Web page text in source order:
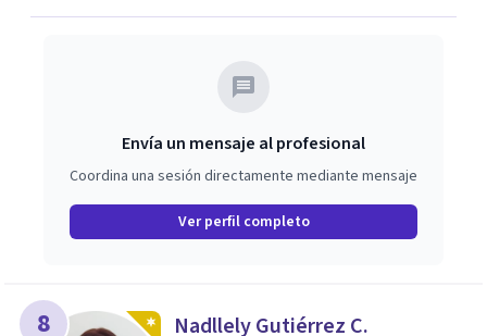
Envía un mensaje al profesional
Coordina una sesión directamente mediante mensaje
Ver perfil completo
8 Nadllely Gutiérrez C.